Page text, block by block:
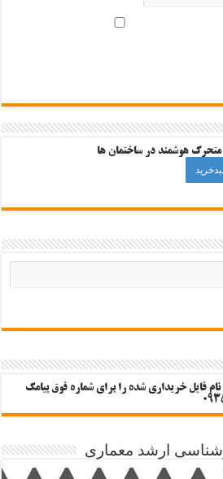
متحرک هوشمند در ساختمان ها
نام فایل خریداری شده را برای شماره فوق پیامک
ارشد معماری